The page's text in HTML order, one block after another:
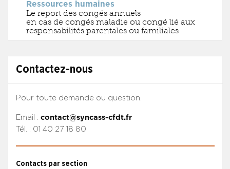
Ressources humaines
Le report des congés annuels
en cas de congés maladie ou congé lié aux
responsabilités parentales ou familiales
Contactez-nous
Pour toute demande ou question.
Email : contact@syncass-cfdt.fr
Tél. : 01 40 27 18 80
Contacts par section